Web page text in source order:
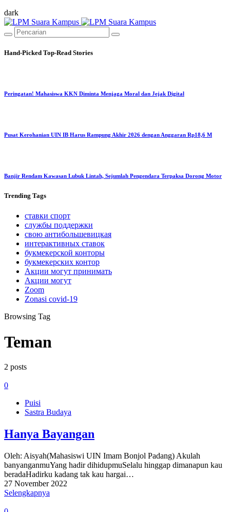
dark
Hand-Picked Top-Read Stories
Peringatan! Mahasiswa KKN Diminta Menjaga Moral dan Jejak Digital
Pusat Kerohanian UIN IB Harus Rampung Akhir 2026 dengan Anggaran Rp18,6 M
Banjir Rendam Kawasan Lubuk Lintah, Sejumlah Pengendara Terpaksa Dorong Motor
Trending Tags
ставки спорт
службы поддержки
свою антибольшевицкая
интерактивных ставок
букмекерской конторы
букмекерских контор
Акции могут принимать
Акции могут
Zoom
Zonasi covid-19
Browsing Tag
Teman
2 posts
0
Puisi
Sastra Budaya
Hanya Bayangan
Oleh: Aisyah(Mahasiswi UIN Imam Bonjol Padang) Akulah
banyanganmuYang hadir dihidupmuSelalu hinggap dimanapun kau
beradaHadirku kadang tak kau hargai…
27 November 2022
Selengkapnya